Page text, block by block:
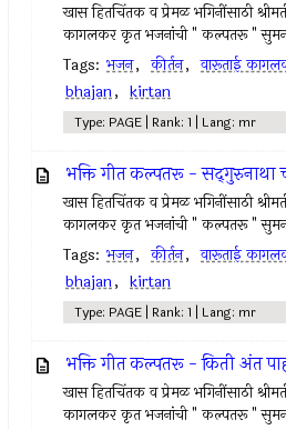
खास हितचिंतक व प्रेमळ भगिनींसाठी
कागलकर कृत भजनांची " कल्पतरू "
Tags: भजन, कीर्तन, वारूताई
bhajan, kirtan
Type: PAGE | Rank: 1 | Lang: mr
भक्ति गीत कल्पतरू - सद्‌गुरुनाथा
खास हितचिंतक व प्रेमळ भगिनींसाठी
कागलकर कृत भजनांची " कल्पतरू "
Tags: भजन, कीर्तन, वारूताई
bhajan, kirtan
Type: PAGE | Rank: 1 | Lang: mr
भक्ति गीत कल्पतरू - किती अंत
खास हितचिंतक व प्रेमळ भगिनींसाठी
कागलकर कृत भजनांची " कल्पतरू "